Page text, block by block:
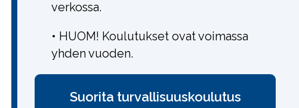
verkossa.
• HUOM! Koulutukset ovat voimassa
yhden vuoden.
Suorita turvallisuuskoulutus